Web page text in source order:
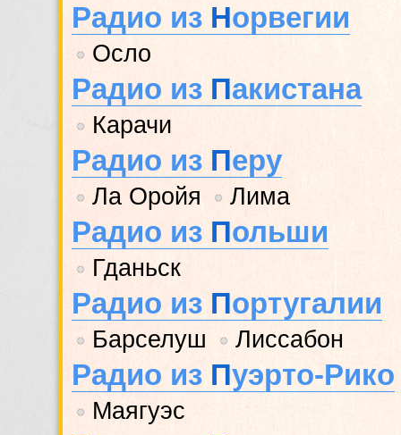
Радио из Норвегии
• Осло
Радио из Пакистана
• Карачи
Радио из Перу
• Ла Оройя • Лима
Радио из Польши
• Гданьск
Радио из Португалии
• Барселуш • Лиссабон
Радио из Пуэрто-Рико
• Маягуэс